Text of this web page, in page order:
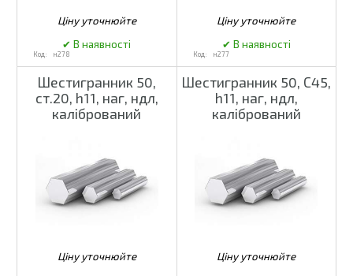
н278 н277
Шестигранник 50,
ст.20, h11, наг, ндл,
калібрований
Шестигранник 50, С45,
h11, наг, ндл,
калібрований